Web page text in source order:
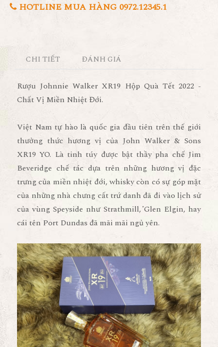
HOTLINE MUA HÀNG 0972.12345.1
CHI TIẾT ĐÁNH GIÁ
Rượu Johnnie Walker XR19 Hộp Quà Tết 2022 -
Chất Vị Miền Nhiệt Đới.
Việt Nam tự hào là quốc gia đầu tiên trên thế giới
thưởng thức hương vị của John Walker & Sons
XR19 YO. Là tinh túy được bật thầy pha chế Jim
Beveridge chế tác dựa trên những hương vị đặc
trưng của miền nhiệt đới, whisky còn có sự góp mặt
của những nhà chưng cất trứ danh đã đi vào lịch sử
của vùng Speyside như Strathmill, Glen Elgin, hay
cái tên Port Dundas đã mãi mãi ngủ yên.